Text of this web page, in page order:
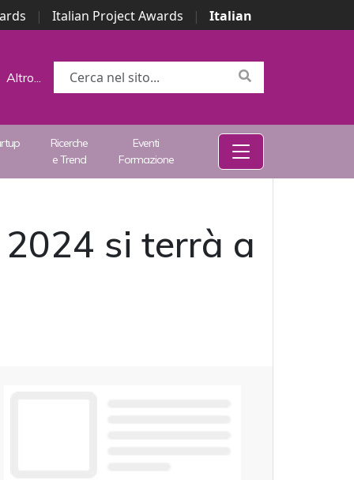
| Italian Project Awards |
Italian
Altro...
Ricerche
e Trend
Eventi
Formazione
si terrà a